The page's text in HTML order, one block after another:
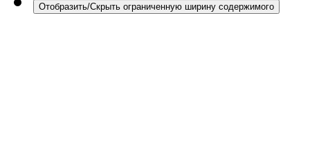
Отобразить/Скрыть ограниченную ширину содержимого